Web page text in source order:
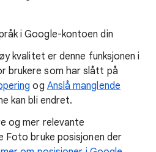
i Google-kontoen din
kvalitet er denne funksjonen i
brukere som har slått på
og Anslå manglende
kan bli endret.
og mer relevante
bruke posisjonen der